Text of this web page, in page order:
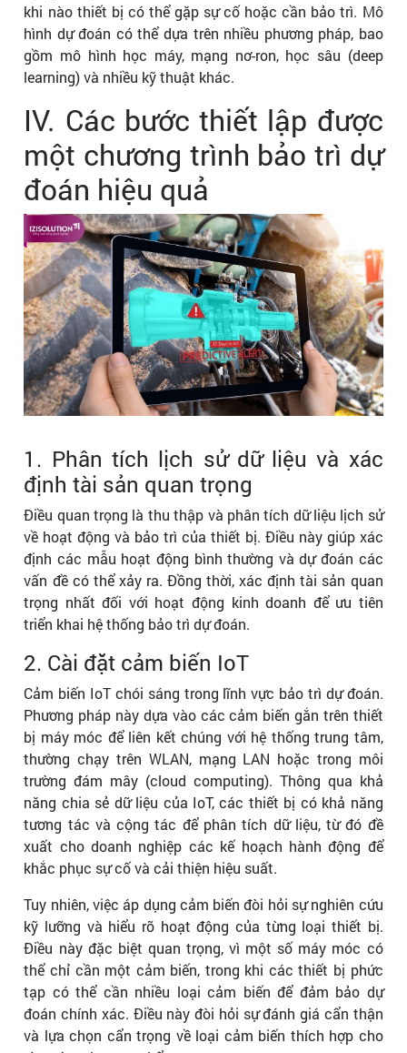
khi nào thiết bị có thể gặp sự cố hoặc cần bảo trì. Mô
hình dự đoán có thể dựa trên nhiều phương pháp, bao
gồm mô hình học máy, mạng nơ-ron, học sâu (deep
learning) và nhiều kỹ thuật khác.
IV. Các bước thiết lập được
một chương trình bảo trì dự
đoán hiệu quả
1. Phân tích lịch sử dữ liệu và xác
định tài sản quan trọng
Điều quan trọng là thu thập và phân tích dữ liệu lịch sử
về hoạt động và bảo trì của thiết bị. Điều này giúp xác
định các mẫu hoạt động bình thường và dự đoán các
vấn đề có thể xảy ra. Đồng thời, xác định tài sản quan
trọng nhất đối với hoạt động kinh doanh để ưu tiên
triển khai hệ thống bảo trì dự đoán.
2. Cài đặt cảm biến IoT
Cảm biến IoT chói sáng trong lĩnh vực bảo trì dự đoán.
Phương pháp này dựa vào các cảm biến gắn trên thiết
bị máy móc để liên kết chúng với hệ thống trung tâm,
thường chạy trên WLAN, mạng LAN hoặc trong môi
trường đám mây (cloud computing). Thông qua khả
năng chia sẻ dữ liệu của IoT, các thiết bị có khả năng
tương tác và cộng tác để phân tích dữ liệu, từ đó đề
xuất cho doanh nghiệp các kế hoạch hành động để
khắc phục sự cố và cải thiện hiệu suất.
Tuy nhiên, việc áp dụng cảm biến đòi hỏi sự nghiên cứu
kỹ lưỡng và hiểu rõ hoạt động của từng loại thiết bị.
Điều này đặc biệt quan trọng, vì một số máy móc có
thể chỉ cần một cảm biến, trong khi các thiết bị phức
tạp có thể cần nhiều loại cảm biến để đảm bảo dự
đoán chính xác. Điều này đòi hỏi sự đánh giá cẩn thận
và lựa chọn cẩn trọng về loại cảm biến thích hợp cho